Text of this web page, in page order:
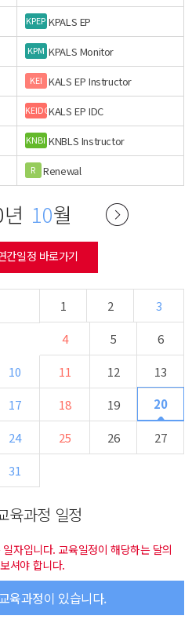
KPEP KPALS EP
KPM KPALS Monitor
KEI KALS EP Instructor
KEIDCKALS EP IDC
KNBI KNBLS Instructor
R Renewal
10월
간일정 바로가기
1 2
3
4
5
6
10 11 12
13
17 18 19 20
24 25 26
27
31
육과정 일정
자입니다. 교육일정이 해당하는 달의
셔야 합니다.
육과정이 있습니다.